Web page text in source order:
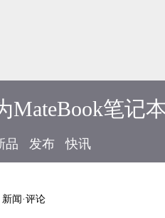
MateBook笔记
品 发布 快讯
新闻·评论